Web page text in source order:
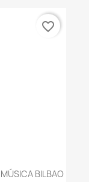
BILBAO
favorite_border